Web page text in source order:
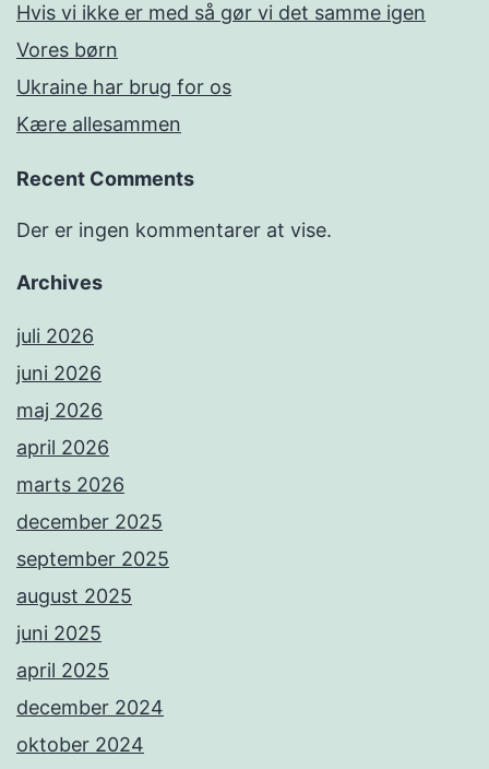
Hvis vi ikke er med så gør vi det samme igen
Vores børn
Ukraine har brug for os
Kære allesammen
Recent Comments
Der er ingen kommentarer at vise.
Archives
juli 2026
juni 2026
maj 2026
april 2026
marts 2026
december 2025
september 2025
august 2025
juni 2025
april 2025
december 2024
oktober 2024